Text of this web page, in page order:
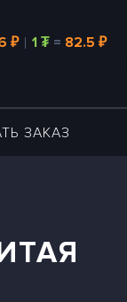
₽ 1 ₮= 82.5 ₽
ЗАКАЗ